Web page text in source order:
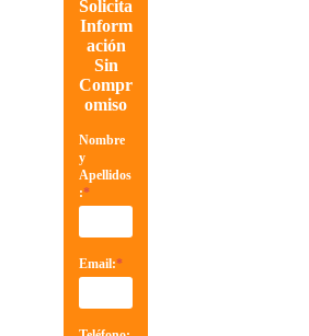
Solicita
Inform
ación
Sin
Compr
omiso
Nombre
y
Apellidos
:*
Email:*